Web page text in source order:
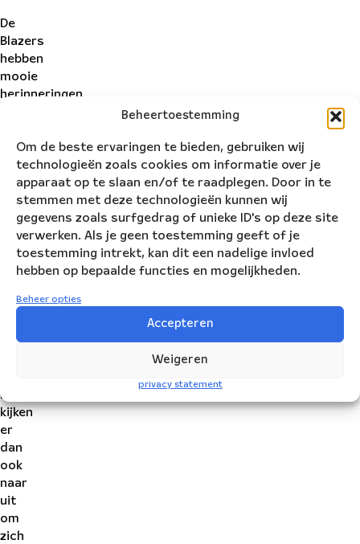
Beheertoestemming
Om de beste ervaringen te bieden, gebruiken wij
technologieën zoals cookies om informatie over je
apparaat op te slaan en/of te raadplegen. Door in te
stemmen met deze technologieën kunnen wij
gegevens zoals surfgedrag of unieke ID's op deze site
verwerken. Als je geen toestemming geeft of je
toestemming intrekt, kan dit een nadelige invloed
hebben op bepaalde functies en mogelijkheden.
Beheer opties
Accepteren
Weigeren
privacy statement
De
Blazers
hebben
mooie
herinneringen
Suriname-
reis
die
het
NBE
2014
maakte
door
binnenlanden
Ze
kijken
er
dan
ook
naar
uit
om
zich